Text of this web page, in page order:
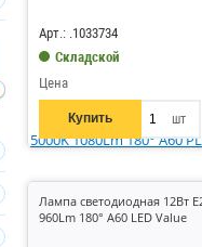
Арт.: .1033734
Складской
Цена
Купить шт
Лампа светодиодная 12Вт
960Lm 180° A60 LED Value